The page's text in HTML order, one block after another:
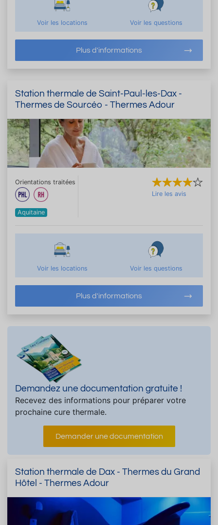
Voir les locations Voir les questions
Plus d'informations
Station thermale de Saint-Paul-les-Dax -
Thermes de Sourcéo - Thermes Adour
Orientations traitées
Aquitaine
Lire les avis
Voir les locations Voir les questions
Plus d'informations
Demandez une documentation gratuite !
Recevez des informations pour préparer votre
prochaine cure thermale.
Demander une documentation
Station thermale de Dax - Thermes du Grand
Hôtel - Thermes Adour